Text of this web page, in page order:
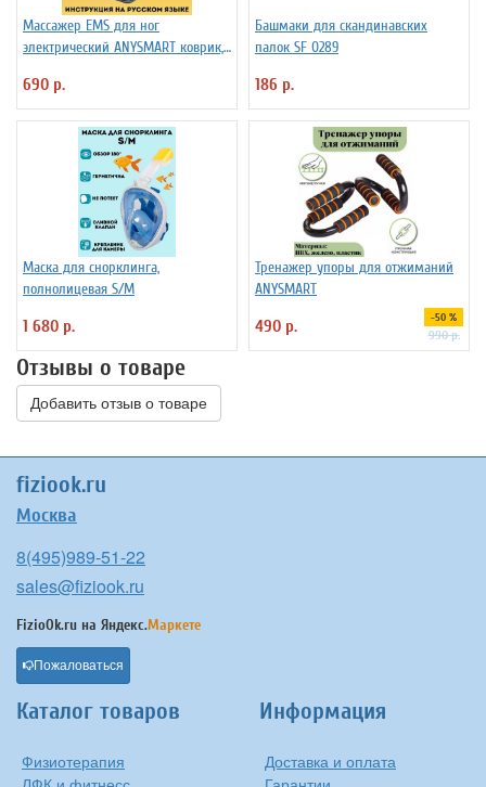
Массажер EMS для ног
электрический ANYSMART коврик,
690 р.
Башмаки для скандинавских
палок SF 0289
186 р.
Маска для снорклинга,
полнолицевая S/M
1 680 р.
Тренажер упоры для отжиманий
ANYSMART
490 р. -50 %
990 р.
Отзывы о товаре
Добавить отзыв о товаре
fiziook.ru
Москва
8(495)989-51-22
sales@fiziook.ru
FizioOk.ru на Яндекс.Маркете
Пожаловаться
Каталог товаров
Физиотерапия
Информация
Доставка и оплата